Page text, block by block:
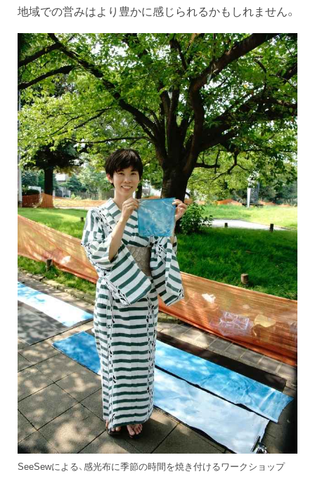
地域での営みはより豊かに感じられるかもしれません。
SeeSewによる、感光布に季節の時間を焼き付けるワークショップ